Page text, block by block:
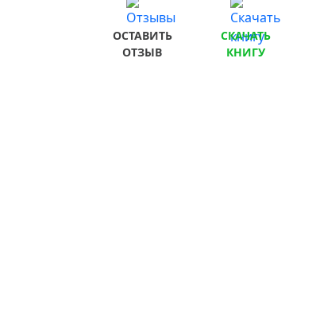
ОСТАВИТЬ
ОТЗЫВ
СКАЧАТЬ
КНИГУ